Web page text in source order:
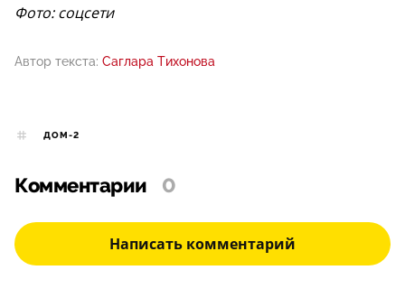
Фото: соцсети
Автор текста: Саглара Тихонова
ДОМ-2
Комментарии 0
Написать комментарий